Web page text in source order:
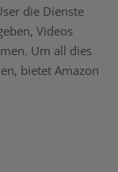
die Dienste
Videos
Um all dies
bietet Amazon